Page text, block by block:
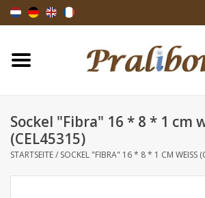
Startseite
Taschen & Beuteln
Sockel "Fibra" 16 * 8 * 1 cm
(CEL45315)
STARTSEITE/ SOCKEL "FIBRA" 16 * 8 * 1 CM WEISS